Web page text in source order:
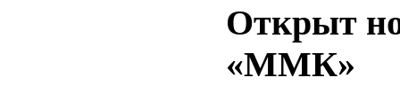
Открыт
«ММК»